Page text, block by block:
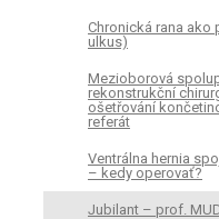
Chronická rana ako
ulkus)
Mezioborová
rekonstrukční
ošetřování
referát
Ventrálna hernia
– kedy operovať?
Jubilant – prof.